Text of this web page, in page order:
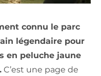
connu le parc
légendaire pour
en peluche jaune
C’est une page de